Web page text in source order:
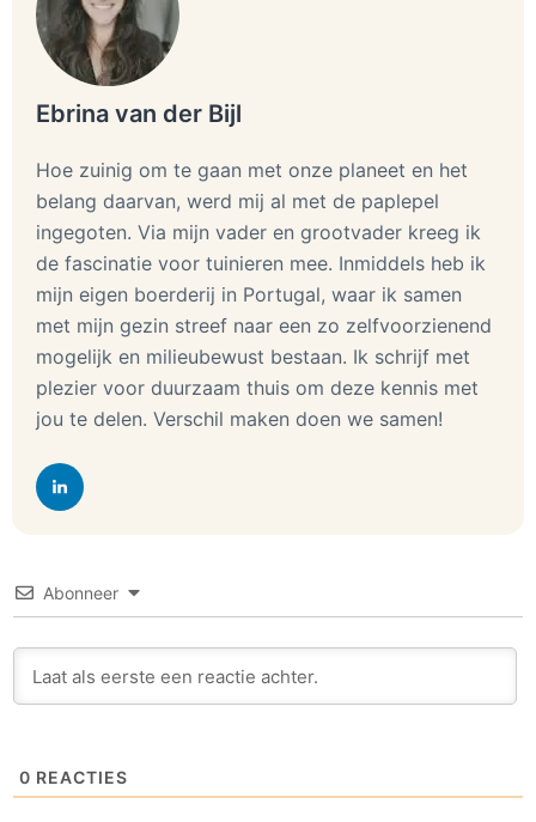
Ebrina van der Bijl
Hoe zuinig om te gaan met onze planeet en het
belang daarvan, werd mij al met de paplepel
ingegoten. Via mijn vader en grootvader kreeg ik
de fascinatie voor tuinieren mee. Inmiddels heb ik
mijn eigen boerderij in Portugal, waar ik samen
met mijn gezin streef naar een zo zelfvoorzienend
mogelijk en milieubewust bestaan. Ik schrijf met
plezier voor duurzaam thuis om deze kennis met
jou te delen. Verschil maken doen we samen!
Abonneer
0 REACTIES